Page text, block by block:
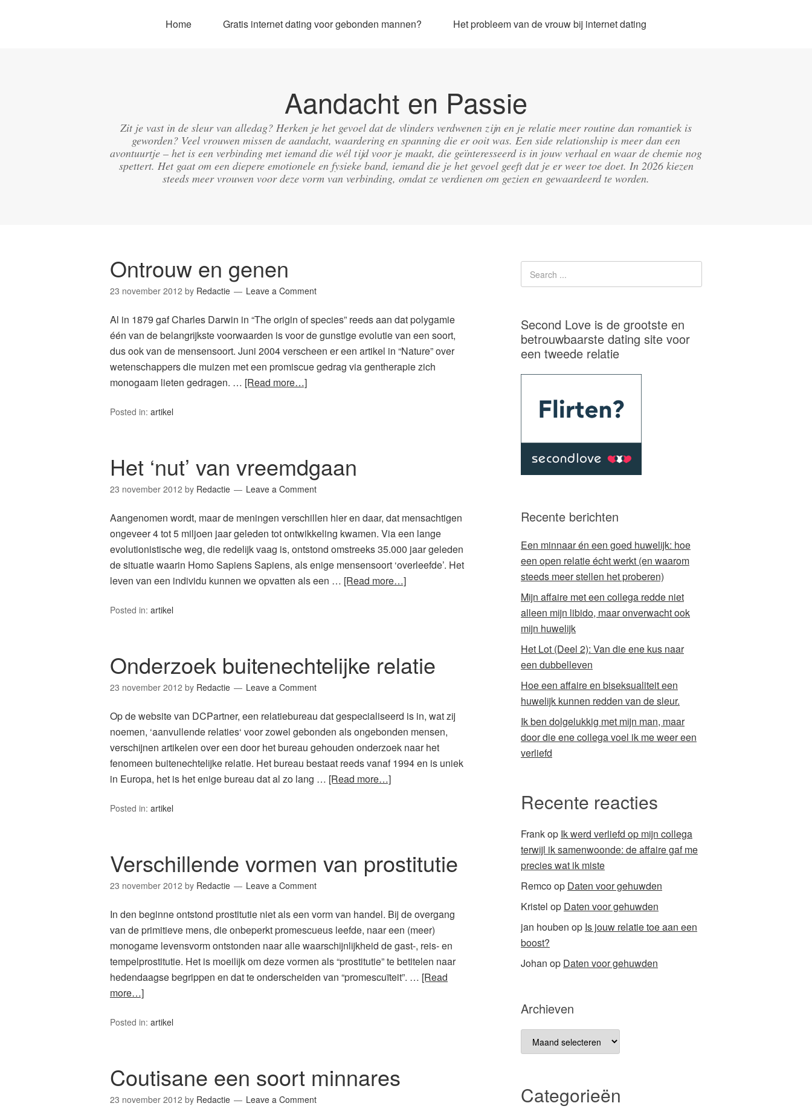
Home Gratis internet dating voor gebonden mannen? Het probleem van de vrouw bij internet dating
Aandacht en Passie
Zit je vast in de sleur van alledag? Herken je het gevoel dat de vlinders verdwenen zijn en je relatie meer routine dan romantiek is
geworden? Veel vrouwen missen de aandacht, waardering en spanning die er ooit was. Een side relationship is meer dan een
avontuurtje – het is een verbinding met iemand die wél tijd voor je maakt, die geïnteresseerd is in jouw verhaal en waar de chemie nog
spettert. Het gaat om een diepere emotionele en fysieke band, iemand die je het gevoel geeft dat je er weer toe doet. In 2026 kiezen
steeds meer vrouwen voor deze vorm van verbinding, omdat ze verdienen om gezien en gewaardeerd te worden.
Ontrouw en genen
23 november 2012 by Redactie Leave a Comment
Al in 1879 gaf Charles Darwin in “The origin of species” reeds aan dat polygamie
één van de belangrijkste voorwaarden is voor de gunstige evolutie van een soort,
dus ook van de mensensoort. Juni 2004 verscheen er een artikel in “Nature” over
wetenschappers die muizen met een promiscue gedrag via gentherapie zich
monogaam lieten gedragen. … [Read more…]
Posted in: artikel
Het ‘nut’ van vreemdgaan
23 november 2012 by Redactie Leave a Comment
Aangenomen wordt, maar de meningen verschillen hier en daar, dat mensachtigen
ongeveer 4 tot 5 miljoen jaar geleden tot ontwikkeling kwamen. Via een lange
evolutionistische weg, die redelijk vaag is, ontstond omstreeks 35.000 jaar geleden
de situatie waarin Homo Sapiens Sapiens, als enige mensensoort ‘overleefde’. Het
leven van een individu kunnen we opvatten als een … [Read more…]
Posted in: artikel
Onderzoek buitenechtelijke relatie
23 november 2012 by Redactie Leave a Comment
Op de website van DCPartner, een relatiebureau dat gespecialiseerd is in, wat zij
noemen, ‘aanvullende relaties‘ voor zowel gebonden als ongebonden mensen,
verschijnen artikelen over een door het bureau gehouden onderzoek naar het
fenomeen buitenechtelijke relatie. Het bureau bestaat reeds vanaf 1994 en is uniek
in Europa, het is het enige bureau dat al zo lang … [Read more…]
Posted in: artikel
Verschillende vormen van prostitutie
23 november 2012 by Redactie Leave a Comment
In den beginne ontstond prostitutie niet als een vorm van handel. Bij de overgang
van de primitieve mens, die onbeperkt promescueus leefde, naar een (meer)
monogame levensvorm ontstonden naar alle waarschijnlijkheid de gast-, reis- en
tempelprostitutie. Het is moeilijk om deze vormen als “prostitutie” te betitelen naar
hedendaagse begrippen en dat te onderscheiden van “promescuïteit”. … [Read
more…]
Posted in: artikel
Coutisane een soort minnares
23 november 2012 by Redactie Leave a Comment
Second Love is de grootste en
betrouwbaarste dating site voor
een tweede relatie
Recente berichten
Een minnaar én een goed huwelijk: hoe
een open relatie écht werkt (en waarom
steeds meer stellen het proberen)
Mijn affaire met een collega redde niet
alleen mijn libido, maar onverwacht ook
mijn huwelijk
Het Lot (Deel 2): Van die ene kus naar
een dubbelleven
Hoe een affaire en biseksualiteit een
huwelijk kunnen redden van de sleur.
Ik ben dolgelukkig met mijn man, maar
door die ene collega voel ik me weer een
verliefd
Recente reacties
Frankop Ik werd verliefd op mijn collega
terwijl ik samenwoonde: de affaire gaf me
precies wat ik miste
Remcoop Daten voor gehuwden
Kristel op Daten voor gehuwden
jan houben op Is jouw relatie toe aan een
boost?
Johan op Daten voor gehuwden
Archieven
Archieven
Categorieën